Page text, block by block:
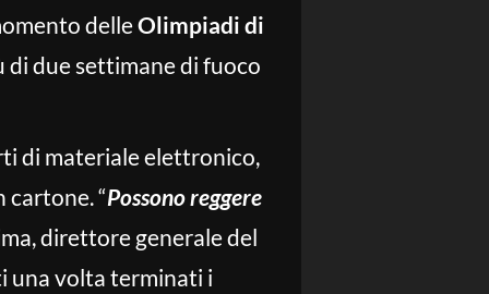
delleOlimpiadi di
di due settimane di fuoco
di materiale elettronico,
cartone. “Possono reggere
direttore generale del
una volta terminati i